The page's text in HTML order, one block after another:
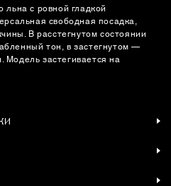
с ровной гладкой
свободная посадка,
В расстегнутом состоянии
тон, в застегнутом —
застегивается на